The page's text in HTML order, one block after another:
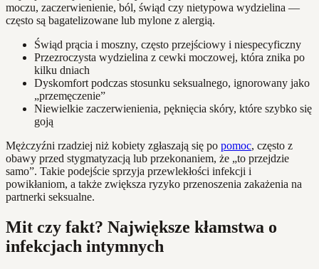
moczu, zaczerwienienie, ból, świąd czy nietypowa wydzielina —
często są bagatelizowane lub mylone z alergią.
Świąd prącia i moszny, często przejściowy i niespecyficzny
Przezroczysta wydzielina z cewki moczowej, która znika po
kilku dniach
Dyskomfort podczas stosunku seksualnego, ignorowany jako
„przemęczenie”
Niewielkie zaczerwienienia, pęknięcia skóry, które szybko się
goją
Mężczyźni rzadziej niż kobiety zgłaszają się po pomoc, często z
obawy przed stygmatyzacją lub przekonaniem, że „to przejdzie
samo”. Takie podejście sprzyja przewlekłości infekcji i
powikłaniom, a także zwiększa ryzyko przenoszenia zakażenia na
partnerki seksualne.
Mit czy fakt? Największe kłamstwa o
infekcjach intymnych